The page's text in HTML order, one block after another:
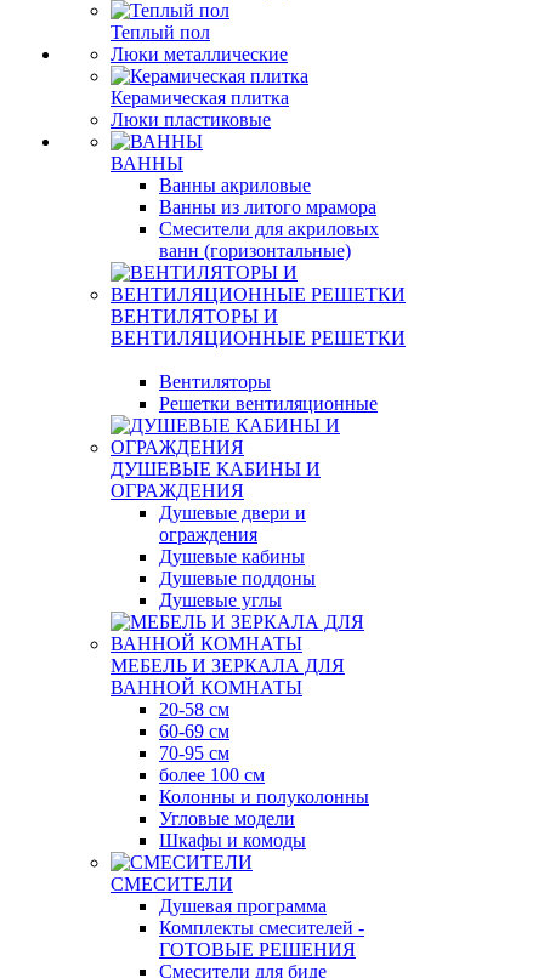
Теплый пол
Люки металлические
Керамическая плитка
Люки пластиковые
ВАННЫ
Ванны акриловые
Ванны из литого мрамора
Смесители для акриловых
ванн (горизонтальные)
ВЕНТИЛЯТОРЫ И
ВЕНТИЛЯЦИОННЫЕ РЕШЕТКИ
Вентиляторы
Решетки вентиляционные
ДУШЕВЫЕ КАБИНЫ И
ОГРАЖДЕНИЯ
Душевые двери и
ограждения
Душевые кабины
Душевые поддоны
Душевые углы
МЕБЕЛЬ И ЗЕРКАЛА ДЛЯ
ВАННОЙ КОМНАТЫ
20-58 см
60-69 см
70-95 см
более 100 см
Колонны и полуколонны
Угловые модели
Шкафы и комоды
СМЕСИТЕЛИ
Душевая программа
Комплекты смесителей -
ГОТОВЫЕ РЕШЕНИЯ
Смесители для биде